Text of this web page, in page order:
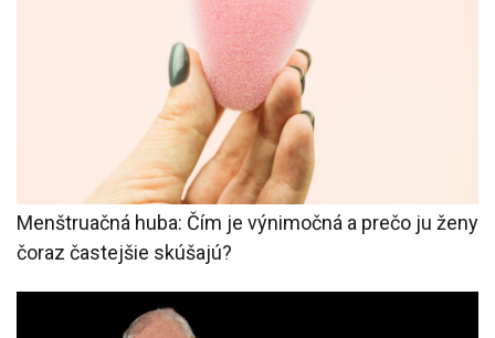
Menštruačná huba: Čím je výnimočná a prečo ju ženy
čoraz častejšie skúšajú?